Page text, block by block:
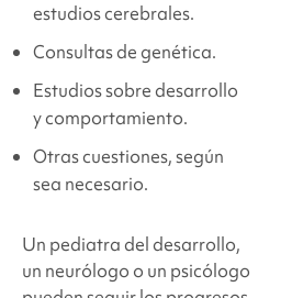
estudios cerebrales.
Consultas de genética.
Estudios sobre desarrollo
y comportamiento.
Otras cuestiones, según
sea necesario.
Un pediatra del desarrollo,
un neurólogo o un psicólogo